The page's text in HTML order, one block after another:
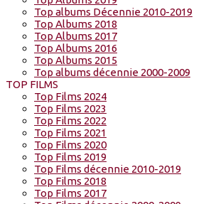
Top albums Décennie 2010-2019
Top Albums 2018
Top Albums 2017
Top Albums 2016
Top Albums 2015
Top albums décennie 2000-2009
TOP FILMS
Top Films 2024
Top Films 2023
Top Films 2022
Top Films 2021
Top Films 2020
Top Films 2019
Top Films décennie 2010-2019
Top Films 2018
Top Films 2017